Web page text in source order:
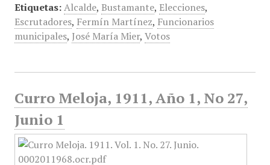
Etiquetas: Alcalde, Bustamante, Elecciones,
Escrutadores, Fermín Martínez, Funcionarios
municipales, José María Mier, Votos
Curro Meloja, 1911, Año 1, No 27,
Junio 1